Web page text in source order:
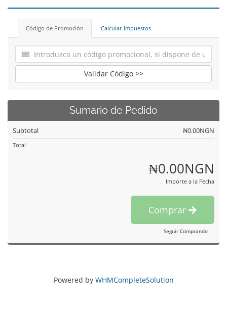
Código de Promoción Calcular Impuestos
Validar Código >>
Sumario de Pedido
Subtotal ₦0.00NGN
Total
₦0.00NGN
Importe a la Fecha
Comprar
Seguir Comprando
Powered by WHMCompleteSolution